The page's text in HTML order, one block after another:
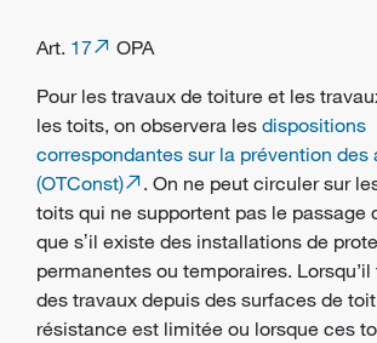
Art. 17
OPA
Pour les travaux de toiture et les
les toits, on observera les dispositions
correspondantes sur la prévention des
(OTConst)
. On ne peut circuler sur
toits qui ne supportent pas le passage
que sʼil existe des installations de
permanentes ou temporaires.
des travaux depuis des surfaces de
résistance est limitée ou lorsque ces